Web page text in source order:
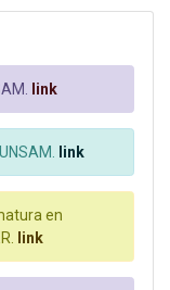
link
link
en
link